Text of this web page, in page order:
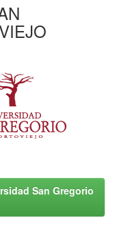
San Gregorio